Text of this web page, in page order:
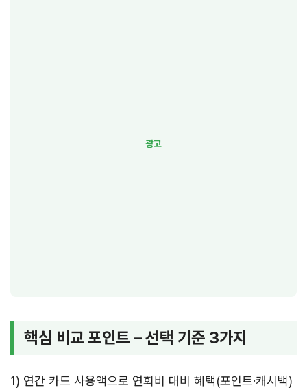
핵심 비교 포인트 – 선택 기준 3가지
1) 연간 카드 사용액으로 연회비 대비 혜택(포인트·캐시백)